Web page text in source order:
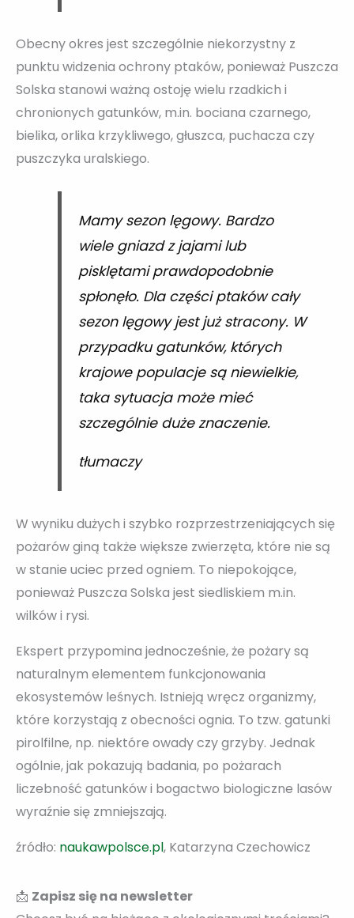
Obecny okres jest szczególnie niekorzystny z
punktu widzenia ochrony ptaków, ponieważ Puszcza
Solska stanowi ważną ostoję wielu rzadkich i
chronionych gatunków, m.in. bociana czarnego,
bielika, orlika krzykliwego, głuszca, puchacza czy
puszczyka uralskiego.
Mamy sezon lęgowy. Bardzo
wiele gniazd z jajami lub
pisklętami prawdopodobnie
spłonęło. Dla części ptaków cały
sezon lęgowy jest już stracony. W
przypadku gatunków, których
krajowe populacje są niewielkie,
taka sytuacja może mieć
szczególnie duże znaczenie.
tłumaczy
W wyniku dużych i szybko rozprzestrzeniających się
pożarów giną także większe zwierzęta, które nie są
w stanie uciec przed ogniem. To niepokojące,
ponieważ Puszcza Solska jest siedliskiem m.in.
wilków i rysi.
Ekspert przypomina jednocześnie, że pożary są
naturalnym elementem funkcjonowania
ekosystemów leśnych. Istnieją wręcz organizmy,
które korzystają z obecności ognia. To tzw. gatunki
pirolfilne, np. niektóre owady czy grzyby. Jednak
ogólnie, jak pokazują badania, po pożarach
liczebność gatunków i bogactwo biologiczne lasów
wyraźnie się zmniejszają.
źródło: naukawpolsce.pl, Katarzyna Czechowicz
📩 Zapisz się na newsletter